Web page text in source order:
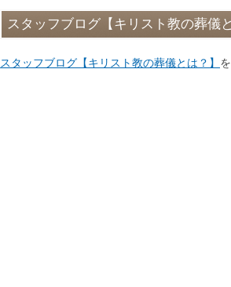
スタッフブログ【キリスト教の葬儀
スタッフブログ【キリスト教の葬儀とは？】